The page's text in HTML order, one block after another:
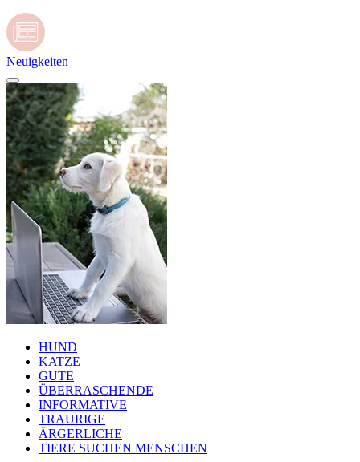
Neuigkeiten
HUND
KATZE
GUTE
ÜBERRASCHENDE
INFORMATIVE
TRAURIGE
ÄRGERLICHE
TIERE SUCHEN MENSCHEN